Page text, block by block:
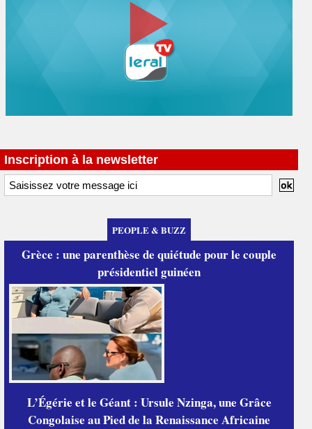
Inscription à la newsletter
PEOPLE & BUZZ
Grèce : une parenthèse de quiétude pour le couple
présidentiel guinéen
L’Égérie et le Géant : Ursule Nzinga, une Grâce
Congolaise au Pied de la Renaissance Africaine